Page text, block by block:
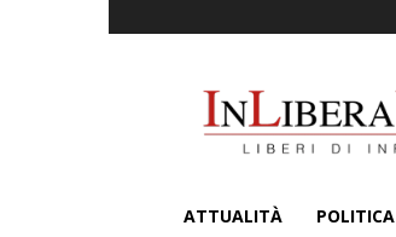
ATTUALITÀ POLITICA